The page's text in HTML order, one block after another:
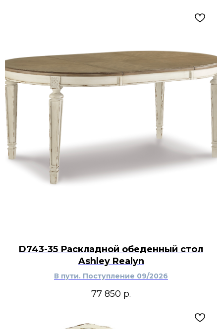
D743-35 Раскладной обеденный стол
Ashley Realyn
В пути. Поступление 09/2026
77 850 р.